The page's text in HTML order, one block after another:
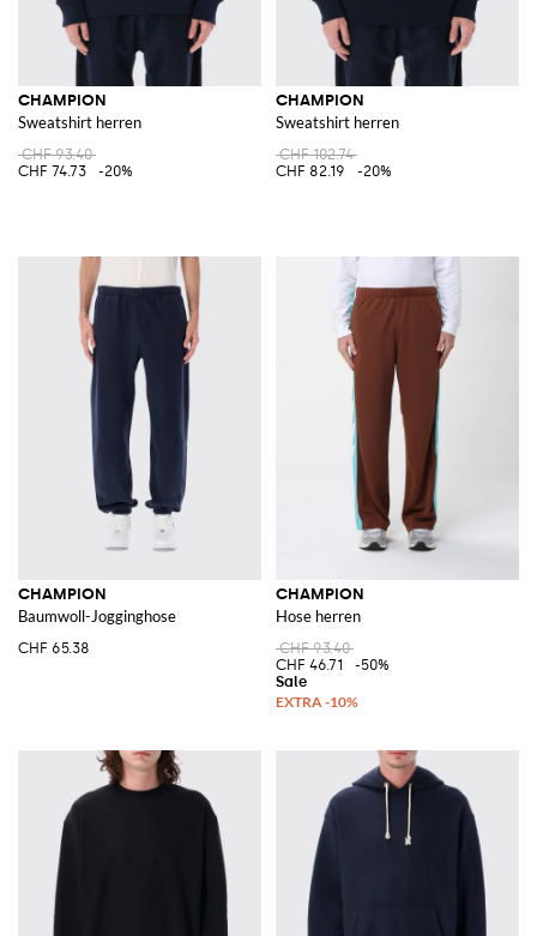
CHAMPION
Sweatshirt herren
CHF 93.40
CHF 74.73
-20%
CHAMPION
Sweatshirt herren
CHF 102.74
CHF 82.19
-20%
CHAMPION
Baumwoll-Jogginghose
CHF 65.38
CHAMPION
Hose herren
CHF 93.40
CHF 46.71
-50%